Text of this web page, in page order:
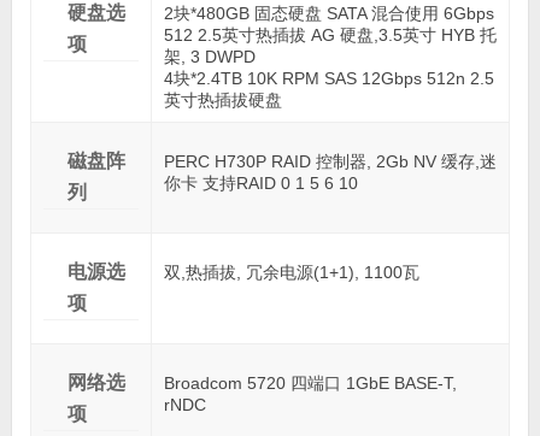
硬盘选
项
2块*480GB 固态硬盘 SATA 混合使用 6Gbps
512 2.5英寸热插拔 AG 硬盘,3.5英寸 HYB 托
架, 3 DWPD
4块*2.4TB 10K RPM SAS 12Gbps 512n 2.5
英寸热插拔硬盘
磁盘阵
列
PERC H730P RAID 控制器, 2Gb NV 缓存,迷
你卡 支持RAID 0 1 5 6 10
电源选
项
双,热插拔, 冗余电源(1+1), 1100瓦
网络选
项
Broadcom 5720 四端口 1GbE BASE-T,
rNDC